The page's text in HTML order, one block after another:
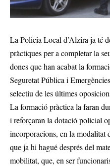
La Policia Local d’Alzira ja té
pràctiques per a completar la
dones que han acabat la
Seguretat Pública i
selectiu de les últimes
La formació pràctica la faran
i reforçaran la dotació policial
incorporacions, en la modalitat
que ja hi hagué després del
mobilitat, que, en ser